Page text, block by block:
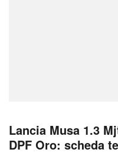
Lancia Musa 1.3
DPF Oro: scheda